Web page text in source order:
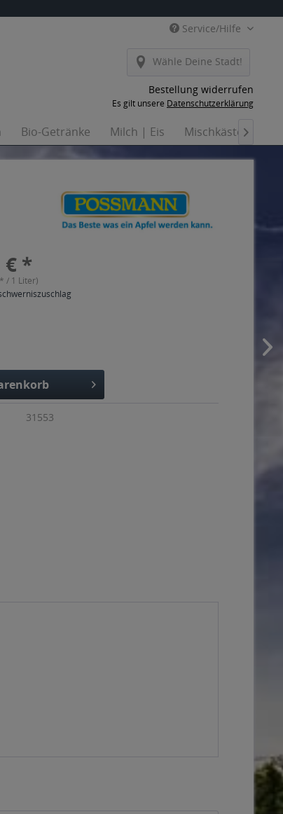
Service/Hilfe
Wähle Deine Stadt!
Bestellung widerrufen
Es gilt unsere Datenschutzerklärung
Bio-Getränke Milch | Eis Mischkästen

€ *
/ 1 Liter)
31553